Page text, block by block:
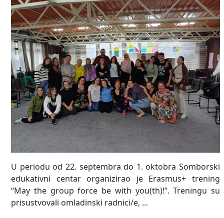
U periodu od 22. septembra do 1. oktobra Somborski
edukativni centar organizirao je Erasmus+ trening
“May the group force be with you(th)!”. Treningu su
prisustvovali omladinski radnici/e, ...